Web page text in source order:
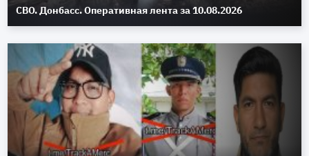
СВО. Донбасс. Оперативная лента за 10.08.2026